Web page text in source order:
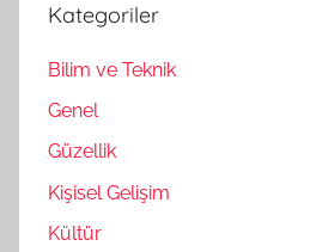
Kategoriler
Bilim ve Teknik
Genel
Güzellik
Kişisel Gelişim
Kültür